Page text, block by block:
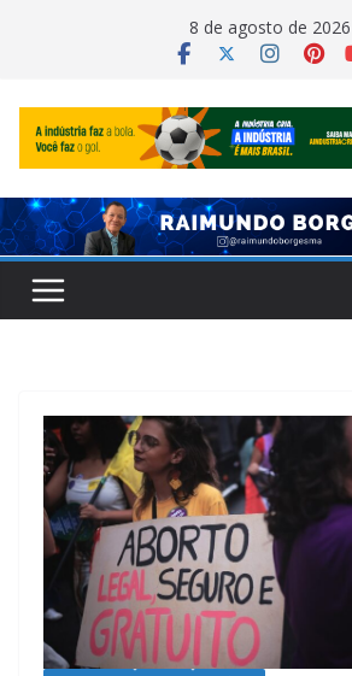
8 de agosto de 2026